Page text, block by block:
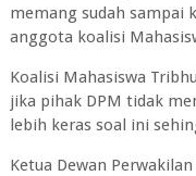
memang sudah sampai
anggota koalisi
Koalisi Mahasiswa
jika pihak DPM tidak
lebih keras soal ini
Ketua Dewan